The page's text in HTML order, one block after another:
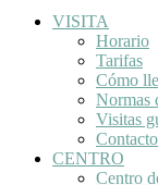
VISITA
Horario
Tarifas
Cómo
Normas
Visitas
Contacto
CENTRO
Centro